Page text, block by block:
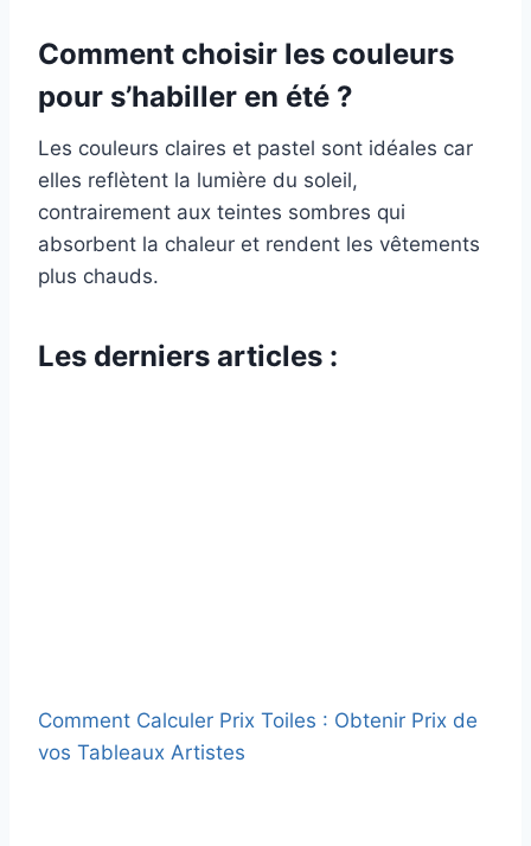
Comment choisir les couleurs
pour s’habiller en été ?
Les couleurs claires et pastel sont idéales car
elles reflètent la lumière du soleil,
contrairement aux teintes sombres qui
absorbent la chaleur et rendent les vêtements
plus chauds.
Les derniers articles :
Comment Calculer Prix Toiles : Obtenir Prix de
vos Tableaux Artistes